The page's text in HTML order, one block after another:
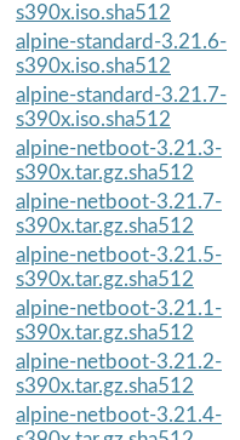
s390x.iso.sha512
alpine-standard-3.21.6-
s390x.iso.sha512
alpine-standard-3.21.7-
s390x.iso.sha512
alpine-netboot-3.21.3-
s390x.tar.gz.sha512
alpine-netboot-3.21.7-
s390x.tar.gz.sha512
alpine-netboot-3.21.5-
s390x.tar.gz.sha512
alpine-netboot-3.21.1-
s390x.tar.gz.sha512
alpine-netboot-3.21.2-
s390x.tar.gz.sha512
alpine-netboot-3.21.4-